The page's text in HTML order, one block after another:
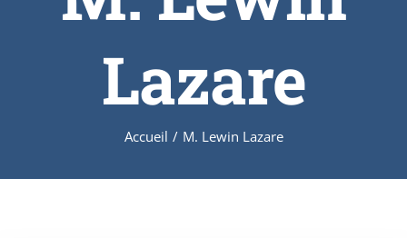
Lazare
Accueil / M. Lewin Lazare